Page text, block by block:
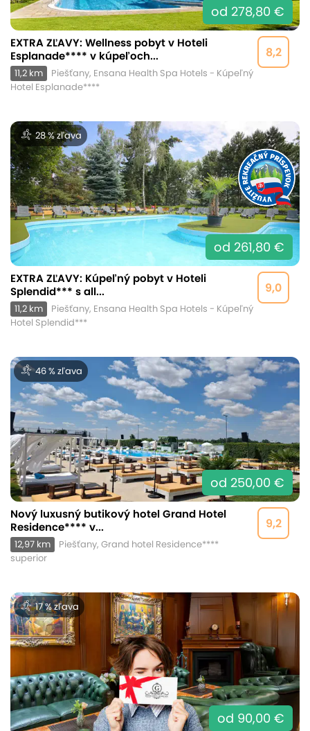
od 278,80 €
8,2
EXTRA ZĽAVY: Wellness pobyt v Hoteli
Esplanade**** v kúpeľoch...
11,2 km
Piešťany, Ensana Health Spa Hotels - Kúpeľný
Hotel Esplanade****
28 % zľava
od 261,80 €
9,0
EXTRA ZĽAVY: Kúpeľný pobyt v Hoteli
Splendid*** s all...
11,2 km
Piešťany, Ensana Health Spa Hotels - Kúpeľný
Hotel Splendid***
46 % zľava
od 250,00 €
9,2
Nový luxusný butikový hotel Grand Hotel
Residence**** v...
12,97 km
Piešťany, Grand hotel Residence****
superior
17 % zľava
od 90,00 €